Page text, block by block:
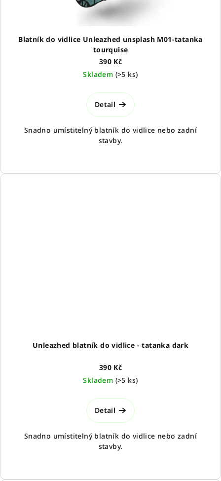
Blatník do vidlice Unleazhed unsplash M01-tatanka
tourquise
390 Kč
Skladem (>5 ks)
Detail
Snadno umístitelný blatník do vidlice nebo zadní
stavby.
Unleazhed blatník do vidlice - tatanka dark
390 Kč
Skladem (>5 ks)
Detail
Snadno umístitelný blatník do vidlice nebo zadní
stavby.